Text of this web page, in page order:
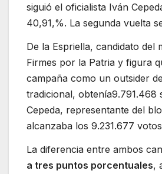
siguió el oficialista Iván
40,91,%. La segunda vuelta
De la Espriella, candidato del
Firmes por la Patria y figura
campaña como un outsider
tradicional, obtenía9.791.468
Cepeda, representante del
alcanzaba los 9.231.677
La diferencia entre ambos
a tres puntos porcentuales,